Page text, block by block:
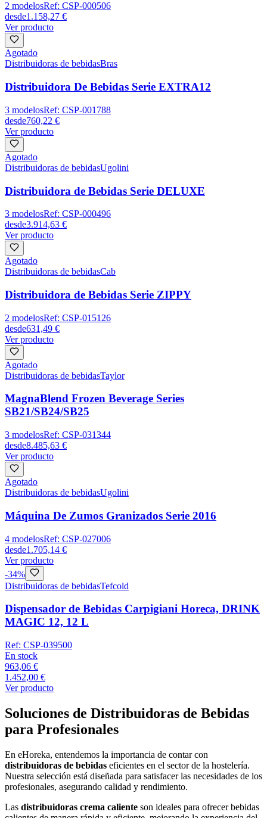
2 modelosRef: CSP-000506
desde1.158,27 €
Ver producto
Agotado
Distribuidoras de bebidasBras
Distribuidora De Bebidas Serie EXTRA12
3 modelosRef: CSP-001788
desde760,22 €
Ver producto
Agotado
Distribuidoras de bebidasUgolini
Distribuidora de Bebidas Serie DELUXE
3 modelosRef: CSP-000496
desde3.914,63 €
Ver producto
Agotado
Distribuidoras de bebidasCab
Distribuidora de Bebidas Serie ZIPPY
2 modelosRef: CSP-015126
desde631,49 €
Ver producto
Agotado
Distribuidoras de bebidasTaylor
MagnaBlend Frozen Beverage Series
SB21/SB24/SB25
3 modelosRef: CSP-031344
desde8.485,63 €
Ver producto
Agotado
Distribuidoras de bebidasUgolini
Máquina De Zumos Granizados Serie 2016
4 modelosRef: CSP-027006
desde1.705,14 €
Ver producto
-34%
Distribuidoras de bebidasTefcold
Dispensador de Bebidas Carpigiani Horeca, DRINK
MAGIC 12, 12 L
Ref: CSP-039500
En stock
963,06 €
1.452,00 €
Ver producto
Soluciones de Distribuidoras de Bebidas
para Profesionales
En eHoreka, entendemos la importancia de contar con
distribuidoras de bebidas eficientes en el sector de la hostelería.
Nuestra selección está diseñada para satisfacer las necesidades de los
profesionales, asegurando calidad y rendimiento.
Las distribuidoras crema caliente son ideales para ofrecer bebidas